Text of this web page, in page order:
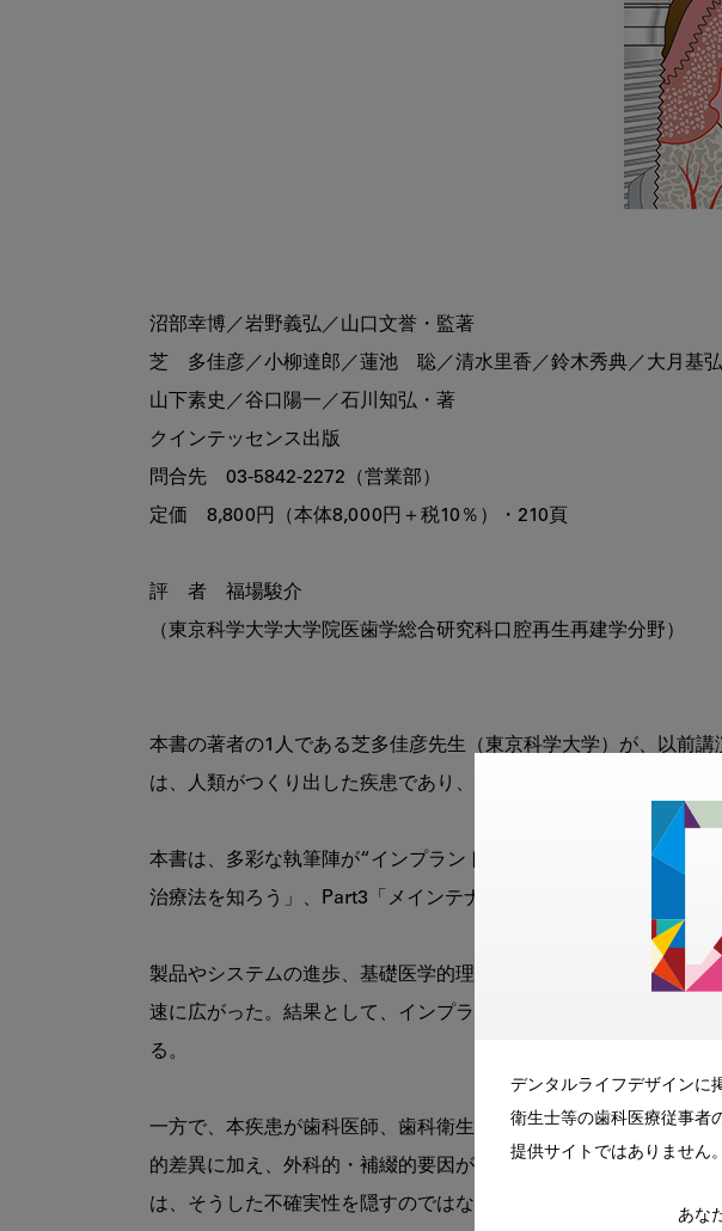
デンタルライフデザインに
衛生士等の歯科医療従事者
提供サイトではありません。
あな
沼部幸博／岩野義弘／山口文誉・監著
芝　多佳彦／小柳達郎／蓮池　聡／清水里香／鈴木秀典／大月基
山下素史／谷口陽一／石川知弘・著
クインテッセンス出版
問合先　03-5842-2272（営業部）
定価　8,800円（本体8,000円＋税10％）・210頁
評　者　福場駿介
（東京科学大学大学院医歯学総合研究科口腔再生再建学分野）
本書の著者の1人である芝多佳彦先生（東京科学大学）が、以前
は、人類がつくり出した疾患であり、これを解決するのはわれわ
本書は、多彩な執筆陣が“インプラント周囲疾患への対応”を真正
治療法を知ろう」、Part3「メインテナンスを知ろう」の三部構
製品やシステムの進歩、基礎医学的理解の深化、CBCTやデジタ
速に広がった。結果として、インプラント周囲疾患は“専門家だ
る。
一方で、本疾患が歯科医師、歯科衛生士にとって難敵である理由
的差異に加え、外科的・補綴的要因が複雑に絡み合っている。加
は、そうした不確実性を隠すのではなく、現時点で到達している